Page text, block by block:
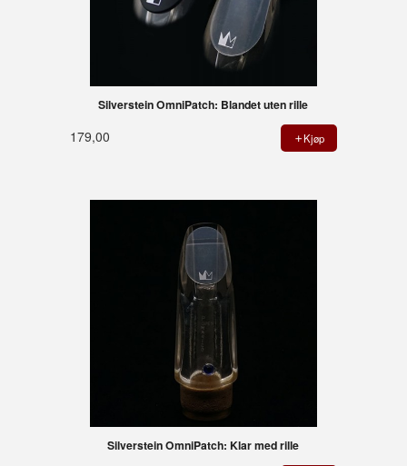
Silverstein OmniPatch: Blandet uten rille
179,00 Kjøp
Silverstein OmniPatch: Klar med rille